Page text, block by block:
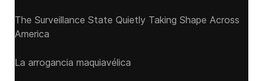
The Surveillance State Quietly Taking Shape Across
America
La arrogancia maquiavélica